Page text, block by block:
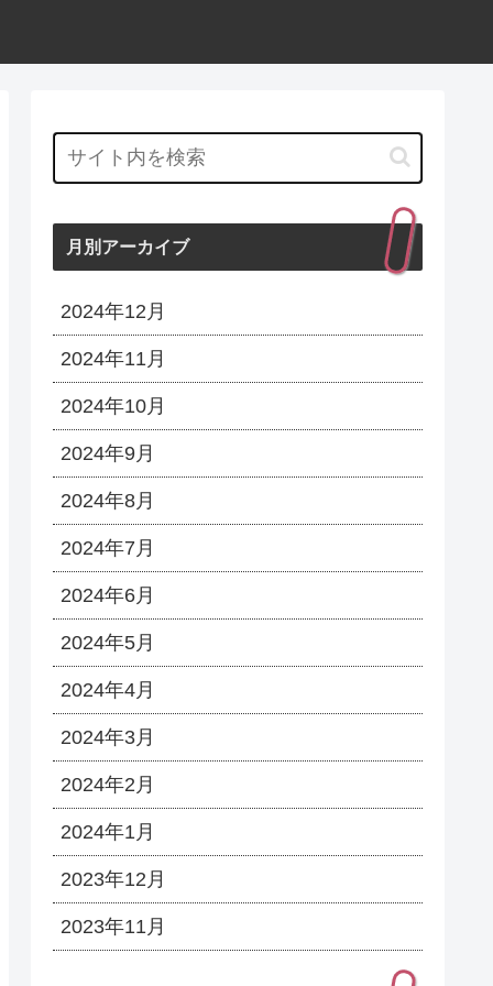
月別アーカイブ
2024年12月
2024年11月
2024年10月
2024年9月
2024年8月
2024年7月
2024年6月
2024年5月
2024年4月
2024年3月
2024年2月
2024年1月
2023年12月
2023年11月